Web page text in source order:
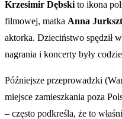
Krzesimir Dębski to ikona
filmowej, matka Anna
aktorka. Dzieciństwo spędził
nagrania i koncerty były
Późniejsze przeprowadzki
miejsce zamieszkania poza
– często podkreśla, że to